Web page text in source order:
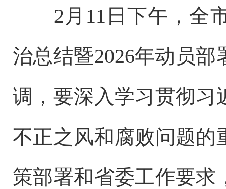
2月11日下午，全市
治总结暨2026年动员
调，要深入学习贯彻习
不正之风和腐败问题的
策部署和省委工作要求